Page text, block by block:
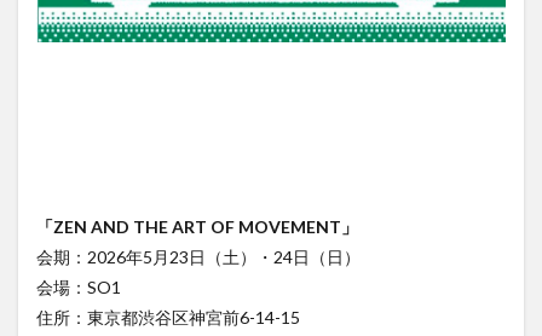
「ZEN AND THE ART OF MOVEMENT」
会期：2026年5月23日（土）・24日（日）
会場：SO1
住所：東京都渋谷区神宮前6-14-15